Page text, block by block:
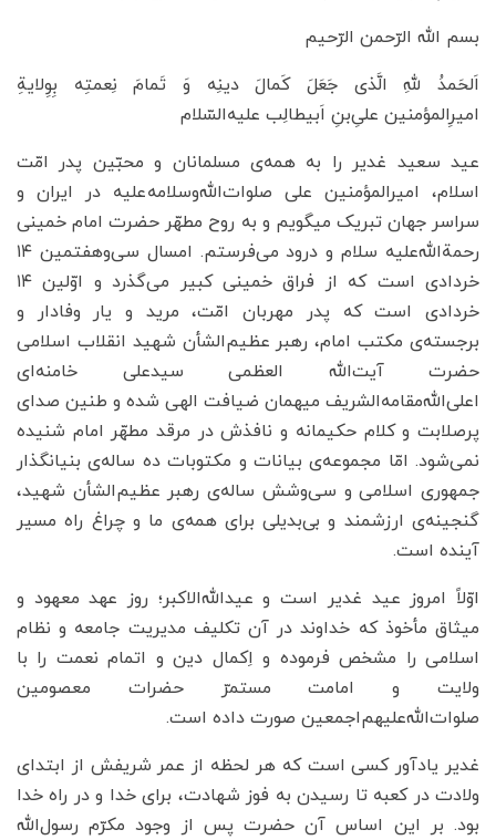
بسم الله الرّحمن الرّحیم
اَلحَمدُ للهِ الَّذی جَعَلَ کَمالَ دینِه وَ تَمامَ نِعمتِه بِوِلایةِ
امیرِالمؤمنین علیِ‌بنِ اَبیطالِب علیه‌السّلام
عید سعید غدیر را به همه‌ی مسلمانان و محبّین پدر امّت
اسلام، امیرالمؤمنین علی صلوات‌الله‌وسلامه‌علیه در ایران و
سراسر جهان تبریک میگویم و به روح مطهّر حضرت امام خمینی
رحمة‌الله‌علیه سلام و درود می‌فرستم. امسال سی‌و‌هفتمین ۱۴
خردادی است که از فراق خمینی کبیر می‌گذرد و اوّلین ۱۴
خردادی است که پدر مهربان امّت، مرید و یار وفادار و
برجسته‌ی مکتب امام، رهبر عظیم‌الشأن شهید انقلاب اسلامی
حضرت آیت‌الله العظمی سیدعلی خامنه‌ای
اعلی‌الله‌مقامه‌الشریف میهمان ضیافت الهی شده و طنین صدای
پرصلابت و کلام حکیمانه و نافذ‌ش در مرقد مطهّر امام شنیده
نمی‌شود. امّا مجموعه‌ی بیانات و مکتوبات ده‌ ساله‌ی بنیانگذار
جمهوری اسلامی و سی‌وشش‌ ساله‌ی رهبر عظیم‌الشأن شهید،
گنجینه‌ی ارزشمند و بی‌بدیلی برای همه‌ی ما و چراغ راه مسیر
آینده است.
اوّلاً امروز عید غدیر است و عید‌الله‌الاکبر؛ روز عهد معهود و
میثاق مأخوذ که خداوند در آن تکلیف مدیریت جامعه و نظام
اسلامی را مشخص فرموده و اِکمال دین و اتمام نعمت را با
ولایت و امامت مستمرّ حضرات معصومین
صلوات‌الله‌علیهم‌اجمعین صورت داده است.
غدیر یادآور کسی است که هر لحظه از عمر شریفش از ابتدای
ولادت در کعبه تا رسیدن به فوز شهادت، برای خدا و در راه خدا
بود. بر این اساس آن حضرت پس از وجود مکرّم رسو‌ل‌الله